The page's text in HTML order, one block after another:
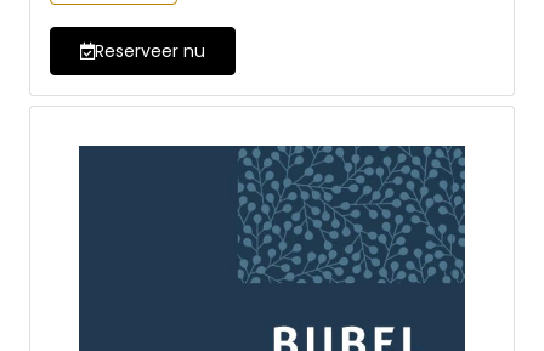
Reserveer nu